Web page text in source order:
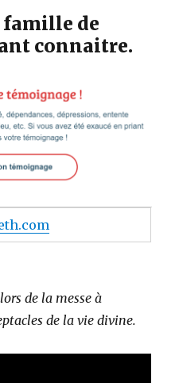
famille de
connaitre.
de la messe à
de la vie divine.